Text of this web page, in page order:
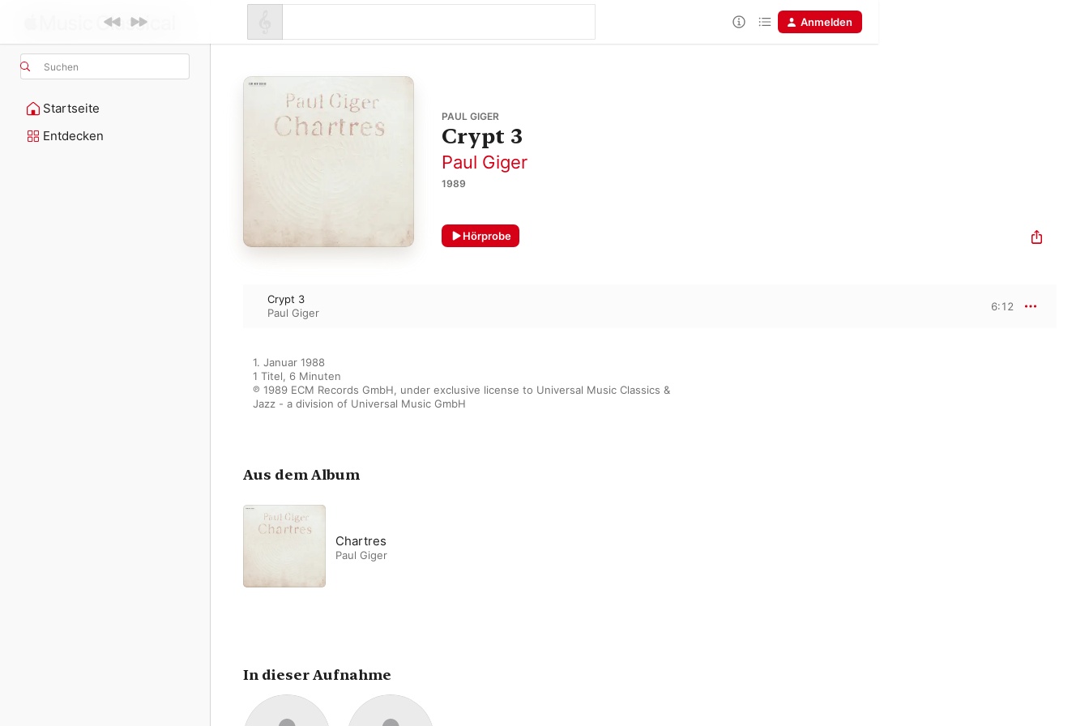
Suchen
Startseite
Entdecken
Anmelden
PAUL GIGER
Crypt 3
Paul Giger
1989
Hörprobe
Crypt 3
Paul Giger
6:12
1. Januar 1988
1 Titel, 6 Minuten
℗ 1989 ECM Records GmbH, under exclusive license to Universal Music Classics &
Jazz - a division of Universal Music GmbH
Aus dem Album
Chartres
Paul Giger
In dieser Aufnahme